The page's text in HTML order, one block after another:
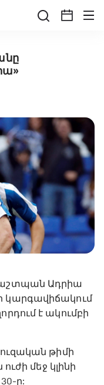
Ադրիա
է ակումբի
թիմի
մեջ կլինի
ը: